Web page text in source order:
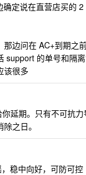
定说在直营店买的
边问在 AC+到期之
support 的单号和隔
该很多
延期。只有不可抗
之日。
稳中向好，可防可控